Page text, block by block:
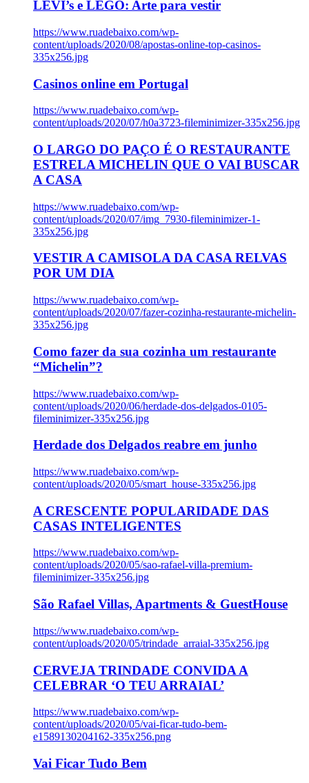
LEVI’s e LEGO: Arte para vestir
https://www.ruadebaixo.com/wp-
content/uploads/2020/08/apostas-online-top-casinos-
335x256.jpg
Casinos online em Portugal
https://www.ruadebaixo.com/wp-
content/uploads/2020/07/h0a3723-fileminimizer-335x256.jpg
O LARGO DO PAÇO É O RESTAURANTE
ESTRELA MICHELIN QUE O VAI BUSCAR
A CASA
https://www.ruadebaixo.com/wp-
content/uploads/2020/07/img_7930-fileminimizer-1-
335x256.jpg
VESTIR A CAMISOLA DA CASA RELVAS
POR UM DIA
https://www.ruadebaixo.com/wp-
content/uploads/2020/07/fazer-cozinha-restaurante-michelin-
335x256.jpg
Como fazer da sua cozinha um restaurante
“Michelin”?
https://www.ruadebaixo.com/wp-
content/uploads/2020/06/herdade-dos-delgados-0105-
fileminimizer-335x256.jpg
Herdade dos Delgados reabre em junho
https://www.ruadebaixo.com/wp-
content/uploads/2020/05/smart_house-335x256.jpg
A CRESCENTE POPULARIDADE DAS
CASAS INTELIGENTES
https://www.ruadebaixo.com/wp-
content/uploads/2020/05/sao-rafael-villa-premium-
fileminimizer-335x256.jpg
São Rafael Villas, Apartments & GuestHouse
https://www.ruadebaixo.com/wp-
content/uploads/2020/05/trindade_arraial-335x256.jpg
CERVEJA TRINDADE CONVIDA A
CELEBRAR ‘O TEU ARRAIAL’
https://www.ruadebaixo.com/wp-
content/uploads/2020/05/vai-ficar-tudo-bem-
e1589130204162-335x256.png
Vai Ficar Tudo Bem